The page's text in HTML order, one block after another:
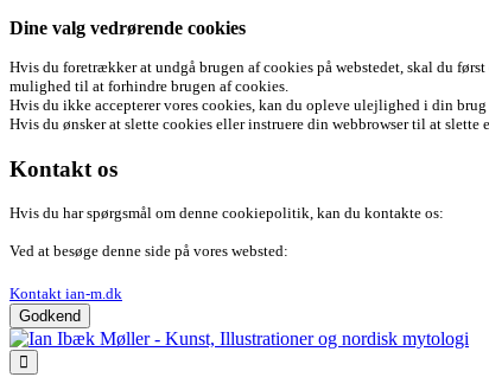
Dine valg vedrørende cookies
Hvis du foretrækker at undgå brugen af cookies på webstedet, skal du
mulighed til at forhindre brugen af cookies.
Hvis du ikke accepterer vores cookies, kan du opleve ulejlighed i din
Hvis du ønsker at slette cookies eller instruere din webbrowser til at
Kontakt os
Hvis du har spørgsmål om denne cookiepolitik, kan du kontakte os:
Ved at besøge denne side på vores websted:
Kontakt ian-m.dk
Godkend